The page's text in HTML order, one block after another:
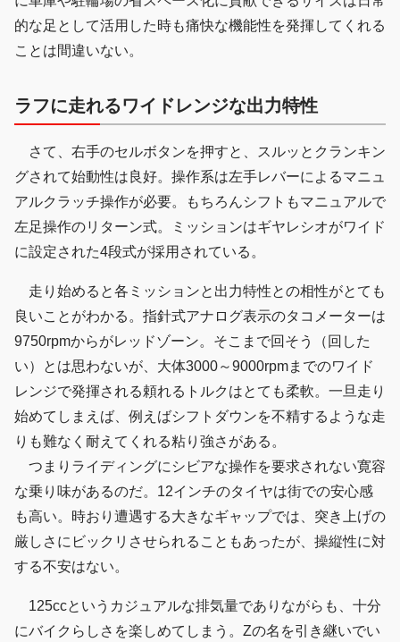
的な足として活用した時も痛快な機能性を発揮してくれる
ことは間違いない。
ラフに走れるワイドレンジな出力特性
さて、右手のセルボタンを押すと、スルッとクランキン
グされて始動性は良好。操作系は左手レバーによるマニュ
アルクラッチ操作が必要。もちろんシフトもマニュアルで
左足操作のリターン式。ミッションはギヤレシオがワイド
に設定された4段式が採用されている。
走り始めると各ミッションと出力特性との相性がとても
良いことがわかる。指針式アナログ表示のタコメーターは
9750rpmからがレッドゾーン。そこまで回そう（回した
い）とは思わないが、大体3000～9000rpmまでのワイド
レンジで発揮される頼れるトルクはとても柔軟。一旦走り
始めてしまえば、例えばシフトダウンを不精するような走
りも難なく耐えてくれる粘り強さがある。
つまりライディングにシビアな操作を要求されない寛容
な乗り味があるのだ。12インチのタイヤは街での安心感
も高い。時おり遭遇する大きなギャップでは、突き上げの
厳しさにビックリさせられることもあったが、操縦性に対
する不安はない。
125ccというカジュアルな排気量でありながらも、十分
にバイクらしさを楽しめてしまう。Zの名を引き継いでい